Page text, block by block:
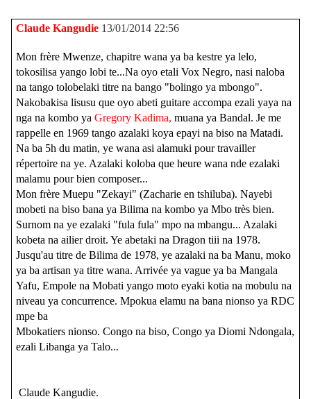
Claude Kangudie13/01/2014 22:56
Mon frère Mwenze, chapitre wana ya ba kestre ya lelo,
tokosilisa yango lobi te...Na oyo etali Vox Negro, nasi naloba
na tango tolobelaki titre na bango "bolingo ya mbongo".
Nakobakisa lisusu que oyo abeti guitare accompa ezali yaya na
nga na kombo ya Gregory Kadima, muana ya Bandal. Je me
rappelle en 1969 tango azalaki koya epayi na biso na Matadi.
Na ba 5h du matin, ye wana asi alamuki pour travailler
répertoire na ye. Azalaki koloba que heure wana nde ezalaki
malamu pour bien composer...
Mon frère Muepu "Zekayi" (Zacharie en tshiluba). Nayebi
mobeti na biso bana ya Bilima na kombo ya Mbo très bien.
Surnom na ye ezalaki "fula fula" mpo na mbangu... Azalaki
kobeta na ailier droit. Ye abetaki na Dragon tiii na 1978.
Jusqu'au titre de Bilima de 1978, ye azalaki na ba Manu, moko
ya ba artisan ya titre wana. Arrivée ya vague ya ba Mangala
Yafu, Empole na Mobati yango moto eyaki kotia na mobulu na
niveau ya concurrence. Mpokua elamu na bana nionso ya RDC
mpe ba
Mbokatiers nionso. Congo na biso, Congo ya Diomi Ndongala,
ezali Libanga ya Talo...
Claude Kangudie.